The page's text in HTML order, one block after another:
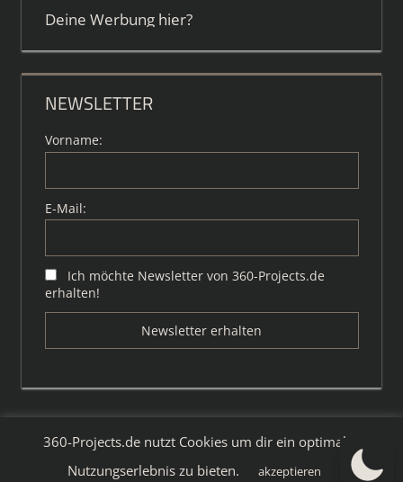
Deine Werbung hier?
NEWSLETTER
Vorname:
E-Mail:
Ich möchte Newsletter von 360-Projects.de
erhalten!
WordPress-Theme: Tortuga von ThemeZee.
360-Projects.de nutzt Cookies um dir ein optimales
Nutzungserlebnis zu bieten.
akzeptieren